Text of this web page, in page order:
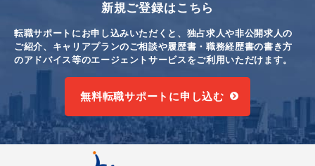
新規ご登録はこちら
転職サポートにお申し込みいただくと、独占求人や非公開求人の
ご紹介、キャリアプランのご相談や履歴書・職務経歴書の書き方
のアドバイス等のエージェントサービスをご利用いただけます。
無料転職サポートに申し込む